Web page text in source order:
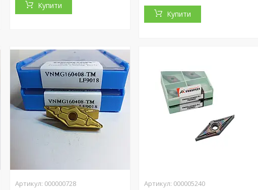
Купити
Купити
000000728 000005240